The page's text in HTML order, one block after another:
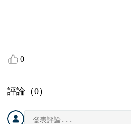
0
評論（0）